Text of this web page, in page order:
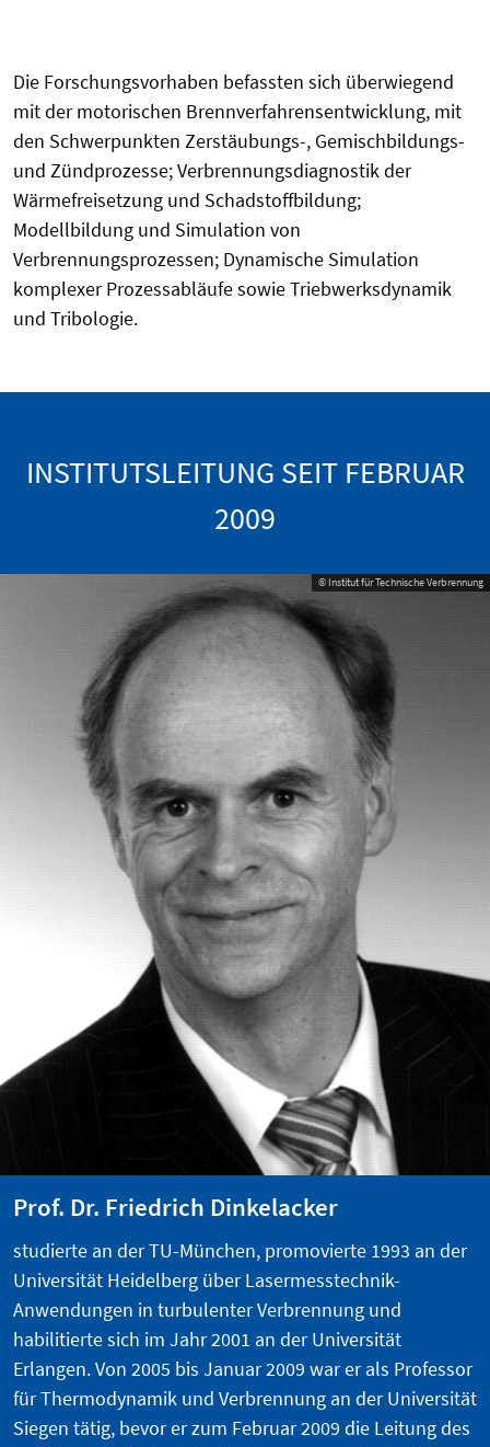
Die Forschungsvorhaben befassten sich überwiegend
mit der motorischen Brennverfahrensentwicklung, mit
den Schwerpunkten Zerstäubungs-, Gemischbildungs-
und Zündprozesse; Verbrennungsdiagnostik der
Wärmefreisetzung und Schadstoffbildung;
Modellbildung und Simulation von
Verbrennungsprozessen; Dynamische Simulation
komplexer Prozessabläufe sowie Triebwerksdynamik
und Tribologie.
INSTITUTSLEITUNG SEIT FEBRUAR
2009
© Institut für Technische Verbrennung
Prof. Dr. Friedrich Dinkelacker
studierte an der TU-München, promovierte 1993 an der
Universität Heidelberg über Lasermesstechnik-
Anwendungen in turbulenter Verbrennung und
habilitierte sich im Jahr 2001 an der Universität
Erlangen. Von 2005 bis Januar 2009 war er als Professor
für Thermodynamik und Verbrennung an der Universität
Siegen tätig, bevor er zum Februar 2009 die Leitung des